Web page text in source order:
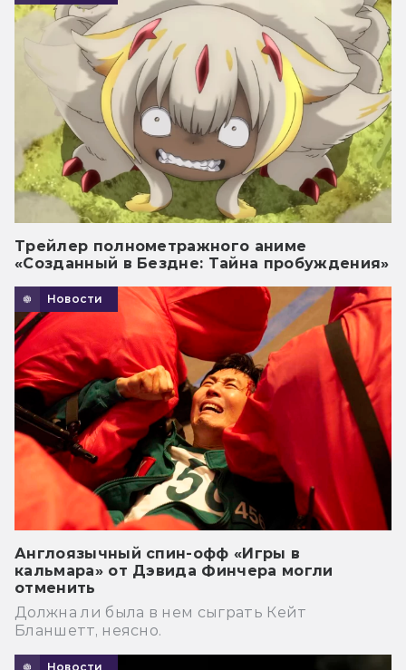
Трейлер полнометражного аниме
«Созданный в Бездне: Тайна пробуждения»
Новости
Англоязычный спин-офф «Игры в
кальмара» от Дэвида Финчера могли
отменить
Должна ли была в нем сыграть Кейт
Бланшетт, неясно.
Новости